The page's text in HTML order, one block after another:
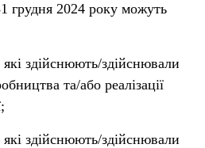
грудня 2024 року можуть
здійснюють/здійснювали
та/або реалізації
здійснюють/здійснювали